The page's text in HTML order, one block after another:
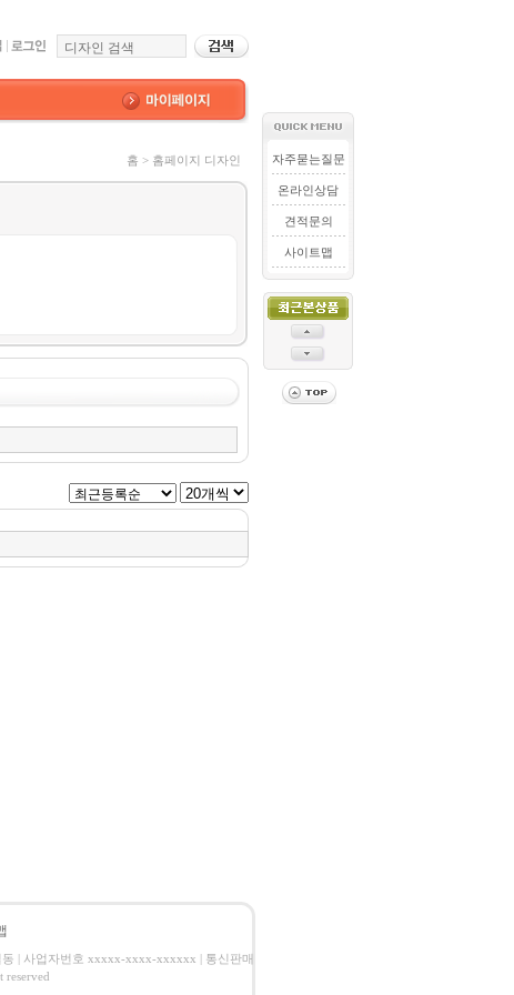
홈 > 홈페이지 디자인 자주묻는질문
온라인상담
견적문의
사이트맵
| 사업자번호 xxxxx-xxxx-xxxxxx | 통신판매